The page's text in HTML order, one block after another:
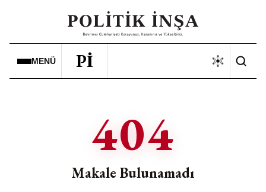
MENÜ Pİ
404
Makale Bulunamadı